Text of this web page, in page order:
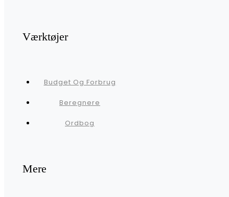
Værktøjer
Budget Og Forbrug
Beregnere
Ordbog
Mere